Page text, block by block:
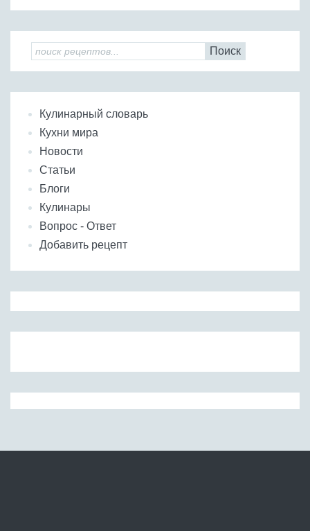
Поиск
Кулинарный словарь
Кухни мира
Новости
Статьи
Блоги
Кулинары
Вопрос - Ответ
Добавить рецепт